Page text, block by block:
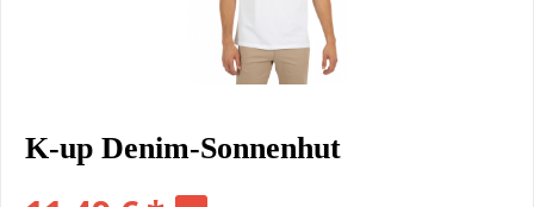
K-up Denim-Sonnenhut